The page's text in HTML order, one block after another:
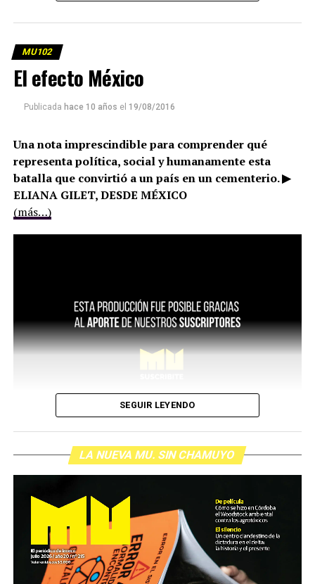
MU102
El efecto México
Publicada hace 10 años el 19/08/2016
Una nota imprescindible para comprender qué
representa política, social y humanamente esta
batalla que convirtió a un país en un cementerio. ▶
ELIANA GILET, DESDE MÉXICO
(más…)
SEGUIR LEYENDO
LA NUEVA MU. SIN CHAMUYO